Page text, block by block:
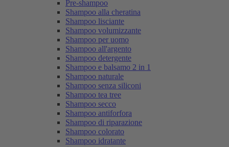
Pre-shampoo
Shampoo alla cheratina
Shampoo lisciante
Shampoo volumizzante
Shampoo per uomo
Shampoo all'argento
Shampoo detergente
Shampoo e balsamo 2 in 1
Shampoo naturale
Shampoo senza siliconi
Shampoo tea tree
Shampoo secco
Shampoo antiforfora
Shampoo di riparazione
Shampoo colorato
Shampoo idratante